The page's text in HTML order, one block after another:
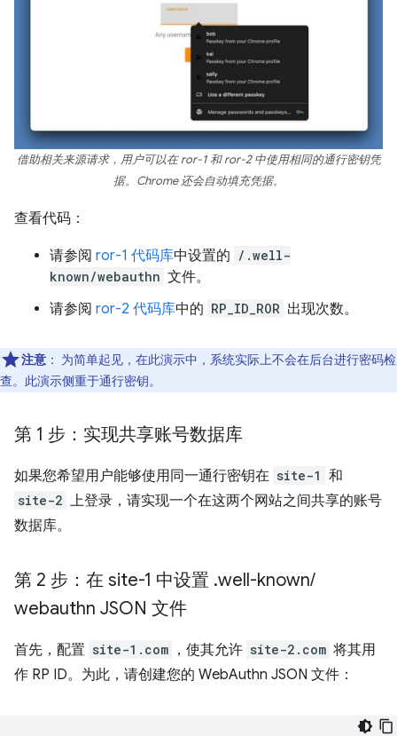
借助相关来源请求，用户可以在 ror-1 和 ror-2 中使用相同的通行密钥凭
据。Chrome 还会自动填充凭据。
查看代码：
请参阅 ror-1 代码库中设置的 /.well-
known/webauthn 文件。
请参阅 ror-2 代码库中的 RP_ID_ROR 出现次数。
注意 ： 为简单起见，在此演示中，系统实际上不会在后台进行密码检
查。此演示侧重于通行密钥。
第 1 步：实现共享账号数据库
如果您希望用户能够使用同一通行密钥在 site-1 和
site-2 上登录，请实现一个在这两个网站之间共享的账号
数据库。
第 2 步：在 site-1 中设置 .well-known/
webauthn JSON 文件
首先，配置 site-1.com ，使其允许 site-2.com 将其用
作 RP ID。为此，请创建您的 WebAuthn JSON 文件：